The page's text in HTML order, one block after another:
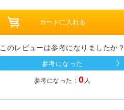
このレビューは参考になりましたか？
参考になった
参考になった：0 人